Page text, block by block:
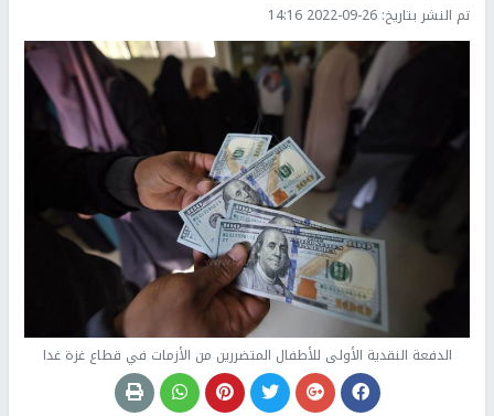
تم النشر بتاريخ: 2022-09-26 14:16
الدفعة النقدية الأولى للأطفال المتضررين من الأزمات في قطاع غزة غدا